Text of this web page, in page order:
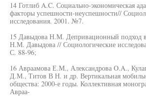
14 Готлиб A.C. Социально-экономическая
факторы успешности-неуспешности//
исследования. 2001. №7.
15 Давыдова Н.М. Депривационный подход
Н.М. Давыдова // Социологические
С. 88-96;
16 Авраамова Е.М., Александрова O.A.,
Д.М., Титов В Н. и др. Вертикальная
общества: 2000-е годы. Коллективная
Авраа-